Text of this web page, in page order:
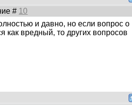
# 10
и давно, но если вопрос о
как вредный, то других вопросов